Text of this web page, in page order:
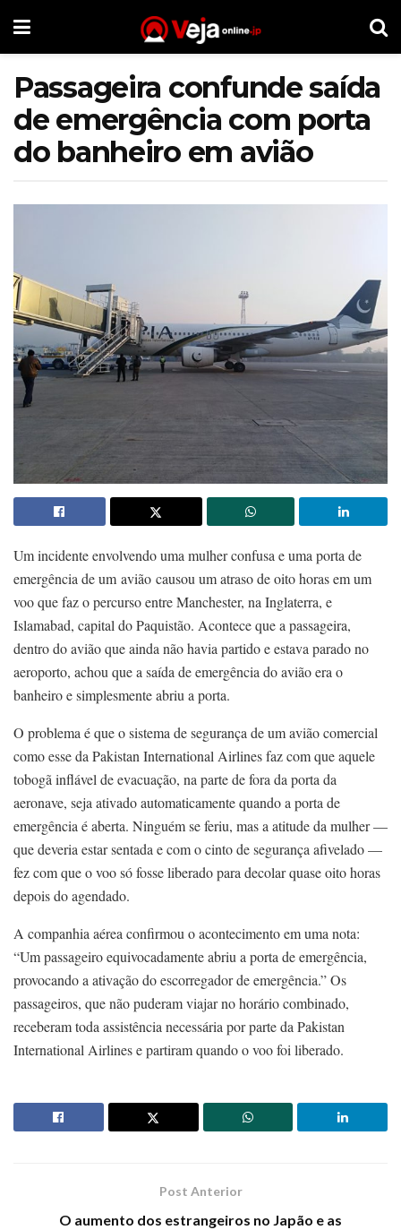
Passageira confunde saída
de emergência com porta
do banheiro em avião
Um incidente envolvendo uma mulher confusa e uma porta de
emergência de um avião causou um atraso de oito horas em um
voo que faz o percurso entre Manchester, na Inglaterra, e
Islamabad, capital do Paquistão. Acontece que a passageira,
dentro do avião que ainda não havia partido e estava parado no
aeroporto, achou que a saída de emergência do avião era o
banheiro e simplesmente abriu a porta.
O problema é que o sistema de segurança de um avião comercial
como esse da Pakistan International Airlines faz com que aquele
tobogã inflável de evacuação, na parte de fora da porta da
aeronave, seja ativado automaticamente quando a porta de
emergência é aberta. Ninguém se feriu, mas a atitude da mulher —
que deveria estar sentada e com o cinto de segurança afivelado —
fez com que o voo só fosse liberado para decolar quase oito horas
depois do agendado.
A companhia aérea confirmou o acontecimento em uma nota:
“Um passageiro equivocadamente abriu a porta de emergência,
provocando a ativação do escorregador de emergência.” Os
passageiros, que não puderam viajar no horário combinado,
receberam toda assistência necessária por parte da Pakistan
International Airlines e partiram quando o voo foi liberado.
Post Anterior
O aumento dos estrangeiros no Japão e as